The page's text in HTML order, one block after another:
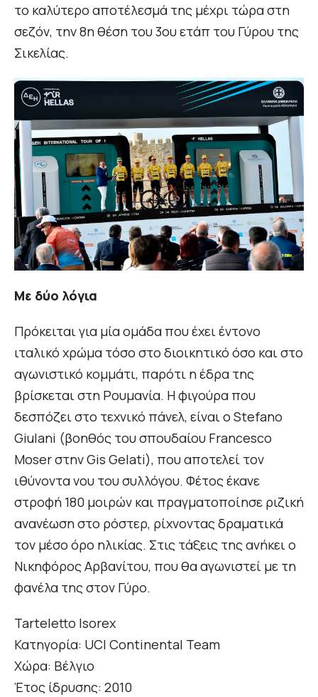
το καλύτερο αποτέλεσμά της μέχρι τώρα στη
σεζόν, την 8η θέση του 3ου ετάπ του Γύρου της
Σικελίας.
Με δύο λόγια
Πρόκειται για μία ομάδα που έχει έντονο
ιταλικό χρώμα τόσο στο διοικητικό όσο και στο
αγωνιστικό κομμάτι, παρότι η έδρα της
βρίσκεται στη Ρουμανία. Η φιγούρα που
δεσπόζει στο τεχνικό πάνελ, είναι ο Stefano
Giulani (βοηθός του σπουδαίου Francesco
Moser στην Gis Gelati), που αποτελεί τον
ιθύνοντα νου του συλλόγου. Φέτος έκανε
στροφή 180 μοιρών και πραγματοποίησε ριζική
ανανέωση στο ρόστερ, ρίχνοντας δραματικά
τον μέσο όρο ηλικίας. Στις τάξεις της ανήκει ο
Νικηφόρος Αρβανίτου, που θα αγωνιστεί με τη
φανέλα της στον Γύρο.
Tarteletto Isorex
Κατηγορία: UCI Continental Team
Χώρα: Βέλγιο
Έτος ίδρυσης: 2010